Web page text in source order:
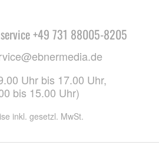
+49 731 88005-8205
Uhr bis 17.00 Uhr,
bis 15.00 Uhr)
inkl. gesetzl. MwSt.